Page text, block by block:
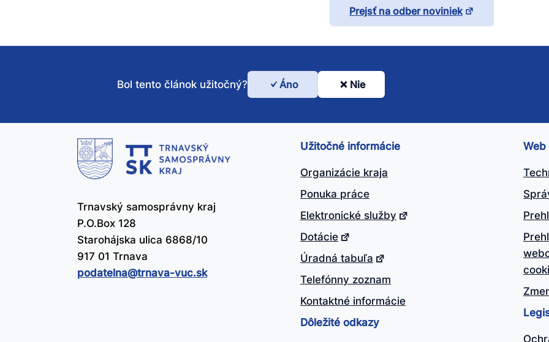
Prejsť na odber noviniek
Bol
tento
článok
užitočný?
Bol tento článok užitočný? Áno Nie
Trnavský samosprávny kraj
P.O.Box 128
Starohájska ulica 6868/10
917 01 Trnava
podatelna@​trnava-vuc.sk
Užitočné informácie
Organizácie kraja
Ponuka práce
Elektronické služby
Dotácie
Úradná tabuľa
Telefónny zoznam
Kontaktné informácie
Dôležité odkazy
Web